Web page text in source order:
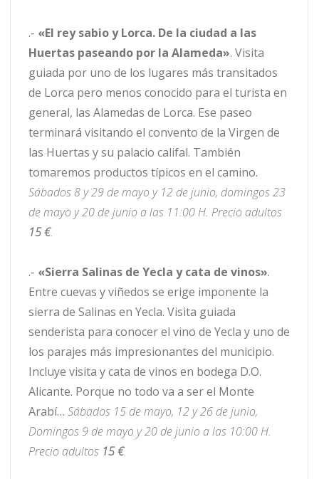
.- «El rey sabio y Lorca. De la ciudad a las
Huertas paseando por la Alameda». Visita
guiada por uno de los lugares más transitados
de Lorca pero menos conocido para el turista en
general, las Alamedas de Lorca. Ese paseo
terminará visitando el convento de la Virgen de
las Huertas y su palacio califal. También
tomaremos productos típicos en el camino.
Sábados 8 y 29 de mayo y 12 de junio, domingos 23
de mayo y 20 de junio a las 11:00 H. Precio adultos
15 €.
.- «Sierra Salinas de Yecla y cata de vinos».
Entre cuevas y viñedos se erige imponente la
sierra de Salinas en Yecla. Visita guiada
senderista para conocer el vino de Yecla y uno de
los parajes más impresionantes del municipio.
Incluye visita y cata de vinos en bodega D.O.
Alicante. Porque no todo va a ser el Monte
Arabí… Sábados 15 de mayo, 12 y 26 de junio,
Domingos 9 de mayo y 20 de junio a las 10:00 H.
Precio adultos 15 €.